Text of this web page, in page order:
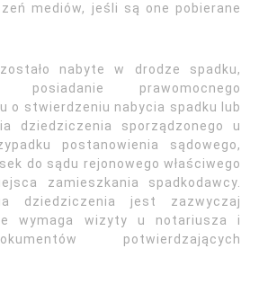
mediów, jeśli są one pobierane
nabyte w drodze spadku,
prawomocnego
o stwierdzeniu nabycia spadku lub
dziedziczenia sporządzonego u
postanowienia sądowego,
do sądu rejonowego właściwego
zamieszkania spadkodawcy.
dziedziczenia jest zazwyczaj
wymaga wizyty u notariusza i
potwierdzających